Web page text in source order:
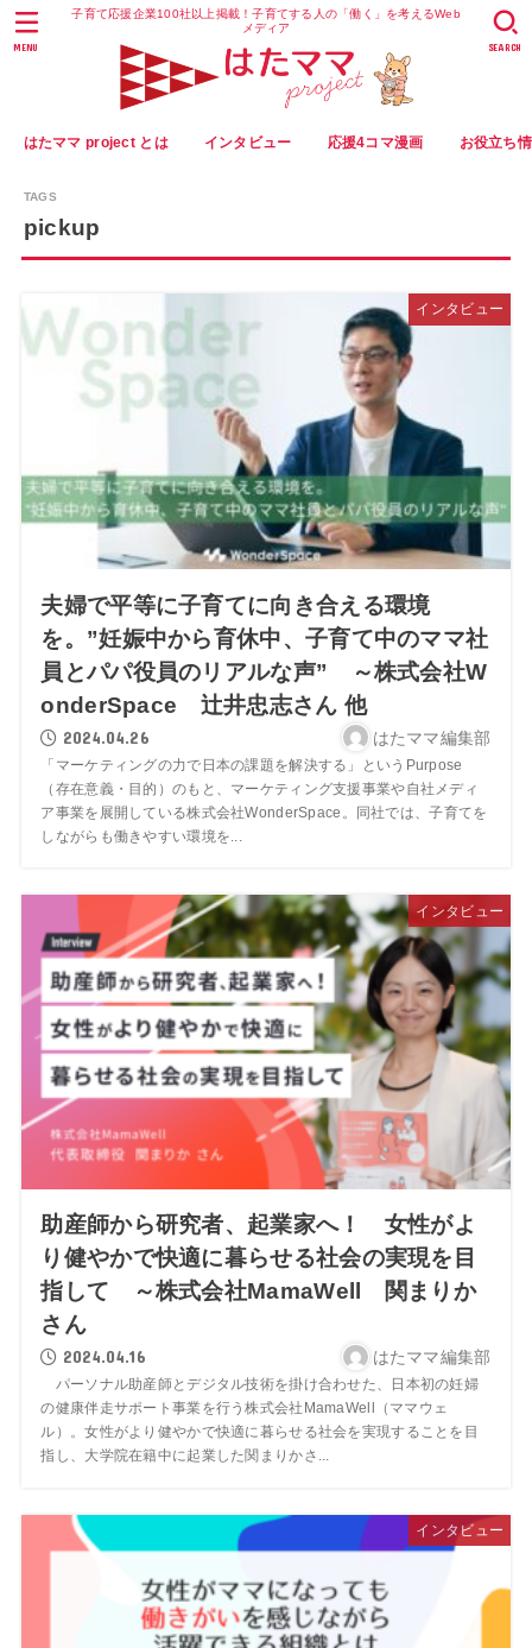
子育て応援企業100社以上掲載！子育てする人の「働く」を考えるWeb
メディア
はたママ project とは インタビュー 応援4コマ漫画 お役立ち
SEARCH
MENU
pickup
インタビュー
夫婦で平等に子育てに向き合える環境
を。”妊娠中から育休中、子育て中のママ社
員とパパ役員のリアルな声” ～株式会社W
onderSpace 辻井忠志さん 他
2024.04.26 はたママ編集部
「マーケティングの力で日本の課題を解決する」というPurpose
（存在意義・目的）のもと、マーケティング支援事業や自社メディ
ア事業を展開している株式会社WonderSpace。同社では、子育てを
しながらも働きやすい環境を...
インタビュー
助産師から研究者、起業家へ！ 女性がよ
り健やかで快適に暮らせる社会の実現を目
指して ～株式会社MamaWell 関まりか
さん
2024.04.16 はたママ編集部
パーソナル助産師とデジタル技術を掛け合わせた、日本初の妊婦
の健康伴走サポート事業を行う株式会社MamaWell（ママウェ
ル）。女性がより健やかで快適に暮らせる社会を実現することを目
指し、大学院在籍中に起業した関まりかさ...
インタビュー